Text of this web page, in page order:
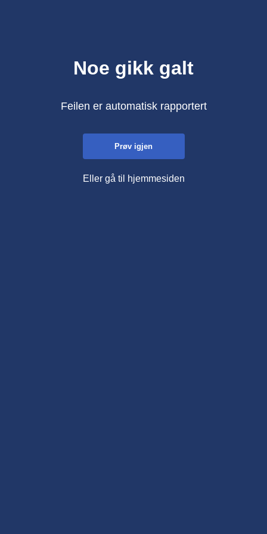
Noe gikk galt
Feilen er automatisk rapportert
Prøv igjen
Eller gå til hjemmesiden